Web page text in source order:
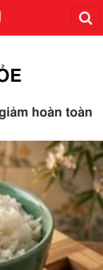
hoàn toàn